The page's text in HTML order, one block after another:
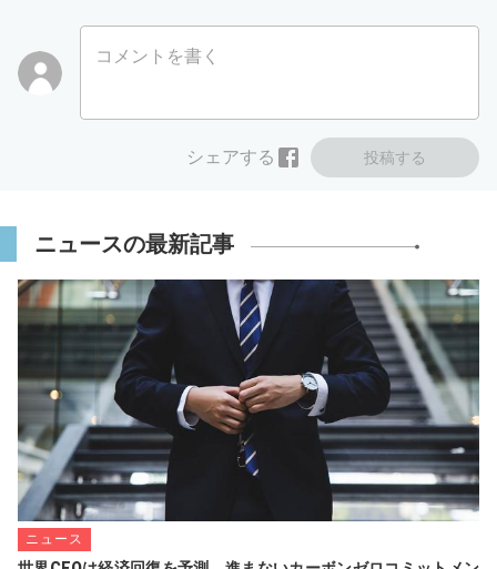
コメントを書く
投稿する
シェアする
ニュースの最新記事
ニュース